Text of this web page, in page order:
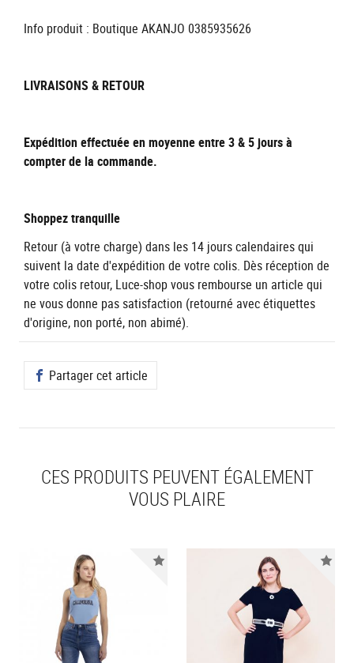
Info produit : Boutique AKANJO 0385935626
LIVRAISONS & RETOUR
Expédition effectuée en moyenne entre 3 & 5 jours à
compter de la commande.
Shoppez tranquille
Retour (à votre charge) dans les 14 jours calendaires qui
suivent la date d'expédition de votre colis. Dès réception de
votre colis retour, Luce-shop vous rembourse un article qui
ne vous donne pas satisfaction (retourné avec étiquettes
d'origine, non porté, non abimé).
Partager cet article
CES PRODUITS PEUVENT ÉGALEMENT
VOUS PLAIRE
Nouveauté